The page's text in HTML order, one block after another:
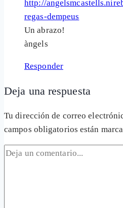
http://
regas-dempeus
Un abrazo!
àngels
Responder
Deja una respuesta
Tu dirección de correo
campos obligatorios están